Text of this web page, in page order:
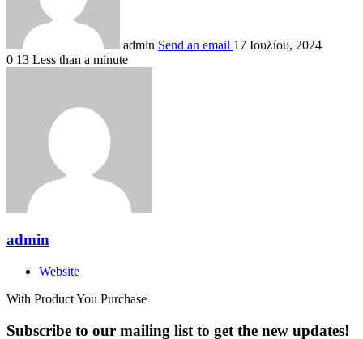
admin Send an email 17 Ιουλίου, 2024
0 13 Less than a minute
admin
Website
With Product You Purchase
Subscribe to our mailing list to get the new updates!